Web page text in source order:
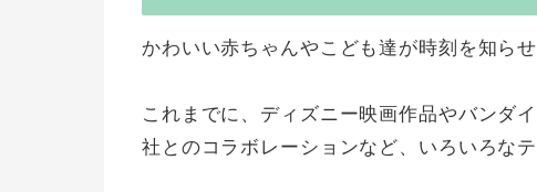
かわいい赤ちゃんやこども達が時刻を知ら
これまでに、ディズニー映画作品やバンダ
社とのコラボレーションなど、いろいろな